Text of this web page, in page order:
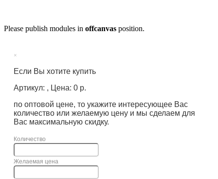
Please publish modules in offcanvas position.
×
Если Вы хотите купить
Артикул: , Цена: 0 р.
по оптовой цене, то укажите интересующее Вас
количество или желаемую цену и мы сделаем для
Вас максимальную скидку.
Количество
Желаемая цена